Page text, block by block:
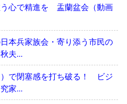
心で精進を 盂蘭盆会（動画
日本兵家族会・寄り添う市民の
夫...
で閉塞感を打ち破る！ ビジ
家...